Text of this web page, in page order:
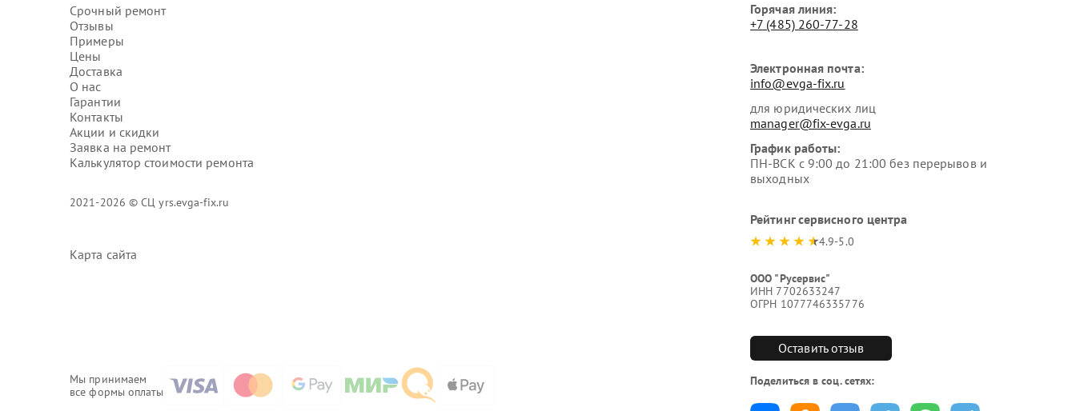
Срочный ремонт
Отзывы
Примеры
Цены
Доставка
О нас
Гарантии
Контакты
Акции и скидки
Заявка на ремонт
Калькулятор стоимости ремонта
2021-2026 © СЦ yrs.evga-fix.ru
Карта сайта
Мы принимаем
все формы оплаты
Горячая линия:
+7 (485) 260-77-28
Электронная почта:
info@evga-fix.ru
для юридических лиц
manager@fix-evga.ru
График работы:
ПН-ВСК с 9:00 до 21:00 без перерывов и
выходных
Рейтинг сервисного центра
4.9-5.0
ООО "Русервис"
ИНН 7702633247
ОГРН 1077746335776
Оставить отзыв
Поделиться в соц. сетях: